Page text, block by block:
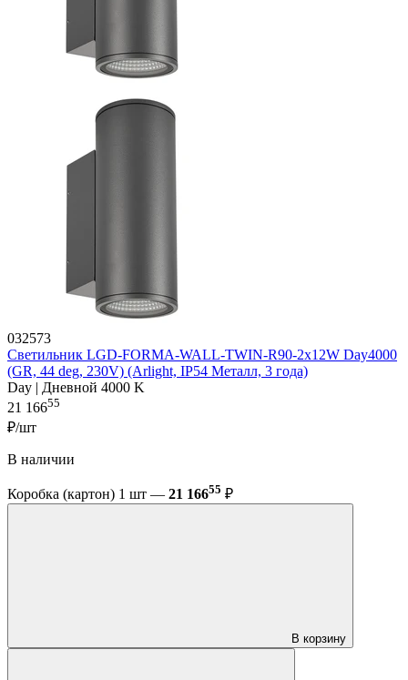
032573
Светильник LGD-FORMA-WALL-TWIN-R90-2x12W Day4000
(GR, 44 deg, 230V) (Arlight, IP54 Металл, 3 года)
Day | Дневной 4000 K
21 16655
₽/шт
В наличии
Коробка (картон) 1 шт — 21 16655 ₽
В корзину